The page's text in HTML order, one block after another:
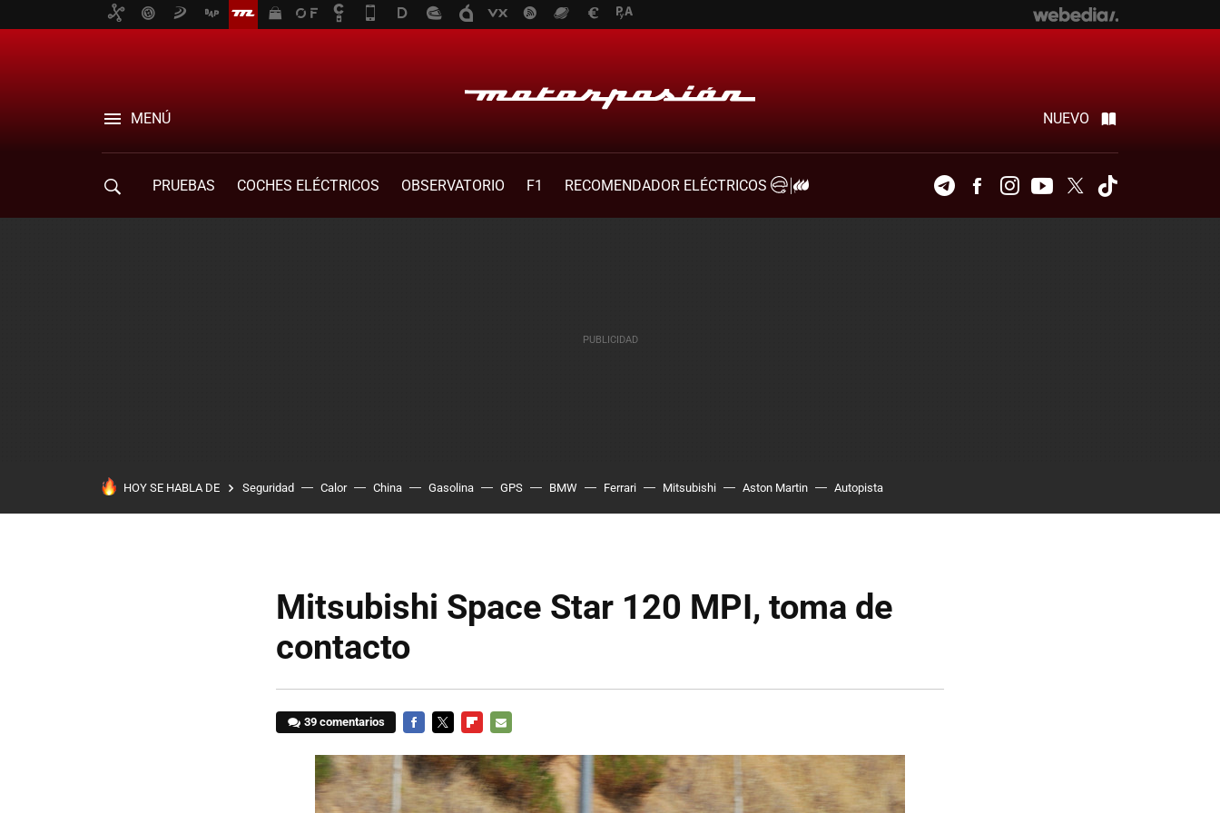
MENÚ NUEVO
PRUEBAS COCHES ELÉCTRICOS OBSERVATORIO F1
RECOMENDADOR ELÉCTRICOS
TelegramFacebookInstagramYoutubeTwitter
HOY SE HABLA DE Seguridad Calor China Gasolina GPS BMW Ferrari Mitsubishi Aston Martin Autopista
Mitsubishi Space Star 120 MPI, toma de
contacto
39 comentarios
MAIL